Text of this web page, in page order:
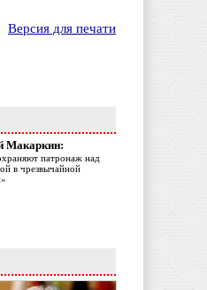
Версия для печати
Макаркин:
патронаж над
в чрезвычайной